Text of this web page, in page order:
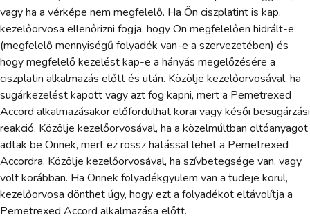
vagy ha a vérképe nem megfelelő. Ha Ön ciszplatint is kap,
kezelőorvosa ellenőrizni fogja, hogy Ön megfelelően hidrált-e
(megfelelő mennyiségű folyadék van-e a szervezetében) és
hogy megfelelő kezelést kap-e a hányás megelőzésére a
ciszplatin alkalmazás előtt és után. Közölje kezelőorvosával, ha
sugárkezelést kapott vagy azt fog kapni, mert a Pemetrexed
Accord alkalmazásakor előfordulhat korai vagy késői besugárzási
reakció. Közölje kezelőorvosával, ha a közelmúltban oltóanyagot
adtak be Önnek, mert ez rossz hatással lehet a Pemetrexed
Accordra. Közölje kezelőorvosával, ha szívbetegsége van, vagy
volt korábban. Ha Önnek folyadékgyülem van a tüdeje körül,
kezelőorvosa dönthet úgy, hogy ezt a folyadékot eltávolítja a
Pemetrexed Accord alkalmazása előtt.